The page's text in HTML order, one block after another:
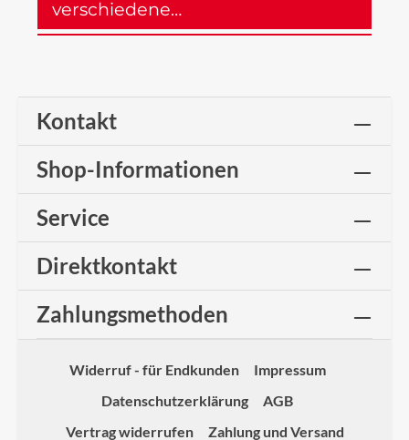
verschiedene…
Kontakt
Shop-Informationen
Service
Direktkontakt
Zahlungsmethoden
Widerruf - für Endkunden
Impressum
Datenschutzerklärung
AGB
Vertrag widerrufen
Zahlung und Versand